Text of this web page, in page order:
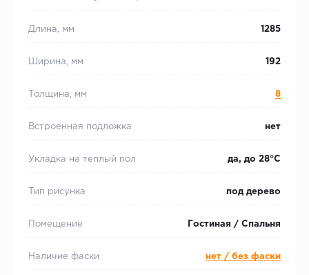
Длина, мм 1285
Ширина, мм 192
Толщина, мм 8
Встроенная подложка нет
Укладка на теплый пол да, до 28°С
Тип рисунка под дерево
Помещение Гостиная / Спальня
Наличие фаски нет / без фаски